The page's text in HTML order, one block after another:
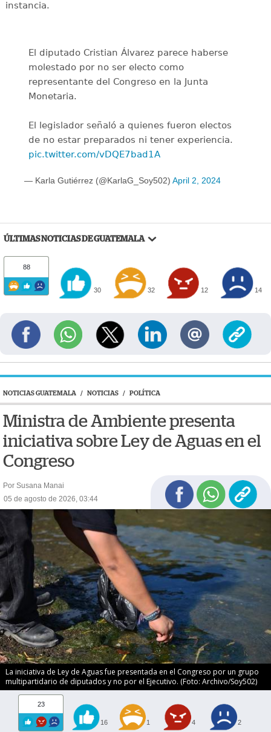
instancia.
El diputado Cristian Álvarez parece haberse
molestado por no ser electo como
representante del Congreso en la Junta
Monetaria.
El legislador señaló a quienes fueron electos
de no estar preparados ni tener experiencia.
pic.twitter.com/vDQE7bad1A
— Karla Gutiérrez (@KarlaG_Soy502) April 2, 2024
ÚLTIMAS NOTICIAS DE GUATEMALA
88
30 32 12 14
NOTICIAS GUATEMALA / NOTICIAS / POLÍTICA
Ministra de Ambiente presenta
iniciativa sobre Ley de Aguas en el
Congreso
Por Susana Manai
05 de agosto de 2026, 03:44
La iniciativa de Ley de Aguas fue presentada en el Congreso por un grupo
multipartidario de diputados y no por el Ejecutivo. (Foto: Archivo/Soy502)
23
16 1 4 2